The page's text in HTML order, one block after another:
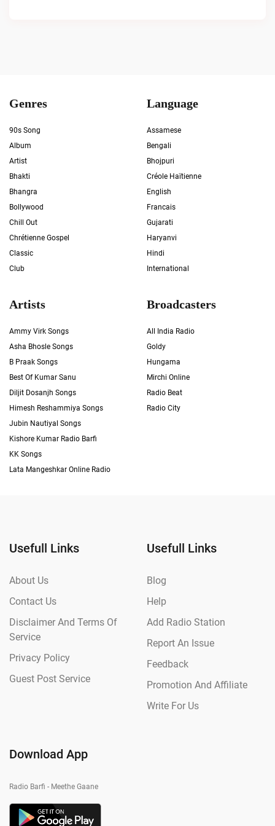
Genres
90s Song
Album
Artist
Bhakti
Bhangra
Bollywood
Chill Out
Chrétienne Gospel
Classic
Club
Language
Assamese
Bengali
Bhojpuri
Créole Haïtienne
English
Francais
Gujarati
Haryanvi
Hindi
International
Artists
Ammy Virk Songs
Asha Bhosle Songs
B Praak Songs
Best Of Kumar Sanu
Diljit Dosanjh Songs
Himesh Reshammiya Songs
Jubin Nautiyal Songs
Kishore Kumar Radio Barfi
KK Songs
Lata Mangeshkar Online Radio
Broadcasters
All India Radio
Goldy
Hungama
Mirchi Online
Radio Beat
Radio City
Usefull Links
About Us
Contact Us
Disclaimer And Terms Of
Service
Privacy Policy
Guest Post Service
Usefull Links
Blog
Help
Add Radio Station
Report An Issue
Feedback
Promotion And Affiliate
Write For Us
Download App
Radio Barfi - Meethe Gaane